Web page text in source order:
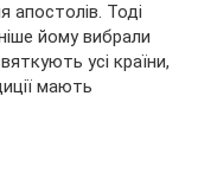
апостолів. Тоді
йому вибрали
усі країни,
мають